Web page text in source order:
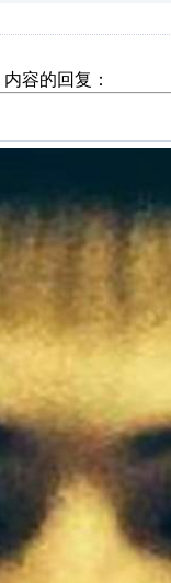
容的回复：